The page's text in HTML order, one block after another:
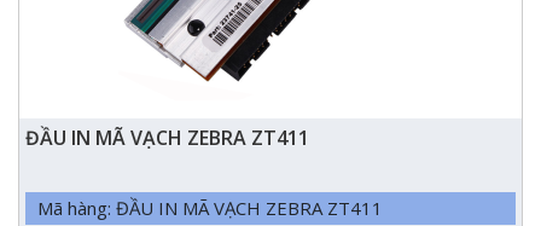
ĐẦU IN MÃ VẠCH ZEBRA ZT411
Mã hàng: ĐẦU IN MÃ VẠCH ZEBRA ZT411